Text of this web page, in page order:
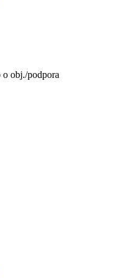
obj./podpora